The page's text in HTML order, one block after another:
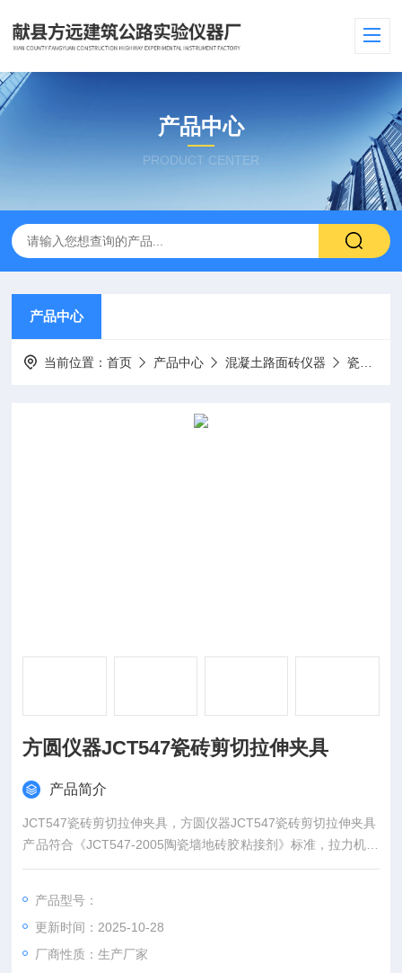
产品中心
PRODUCT CENTER
产品中心
当前位置：首页 产品中心 混凝土路面砖仪器 瓷砖剪切拉伸夹具
方圆仪器JCT547瓷砖剪切拉伸夹具
产品简介
JCT547瓷砖剪切拉伸夹具，方圆仪器JCT547瓷砖剪切拉伸夹具
产品符合《JCT547-2005陶瓷墙地砖胶粘接剂》标准，拉力机的
剪切夹具。
具拉力机剪切试验夹具剪切夹具
产品型号：
更新时间：2025-10-28
厂商性质：生产厂家